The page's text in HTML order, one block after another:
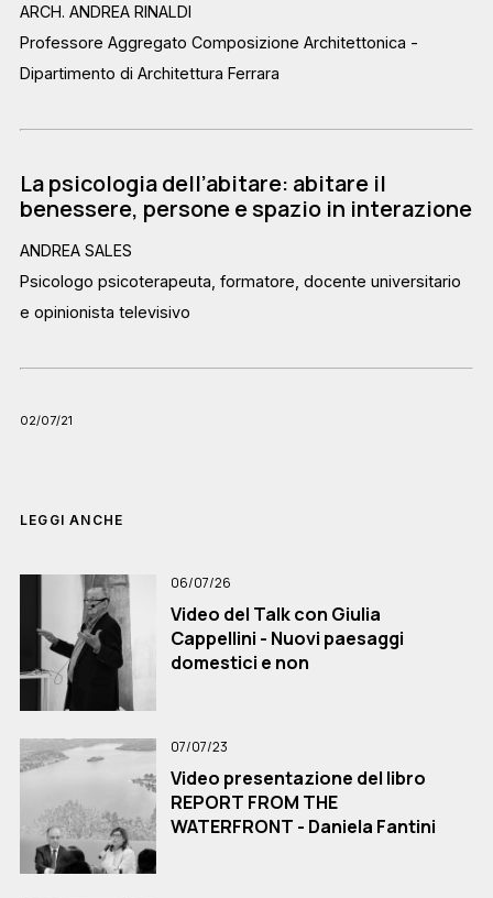
ARCH. ANDREA RINALDI
Professore Aggregato Composizione Architettonica -
Dipartimento di Architettura Ferrara
La psicologia dell’abitare: abitare il
benessere, persone e spazio in interazione
ANDREA SALES
Psicologo psicoterapeuta, formatore, docente universitario
e opinionista televisivo
02/07/21
LEGGI ANCHE
06/07/26
Video del Talk con Giulia
Cappellini - Nuovi paesaggi
domestici e non
07/07/23
Video presentazione del libro
REPORT FROM THE
WATERFRONT - Daniela Fantini